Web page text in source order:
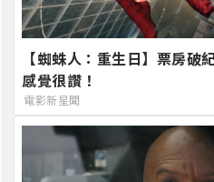
【蜘蛛人：重生日】票房破
感覺很讚！
電影新星聞